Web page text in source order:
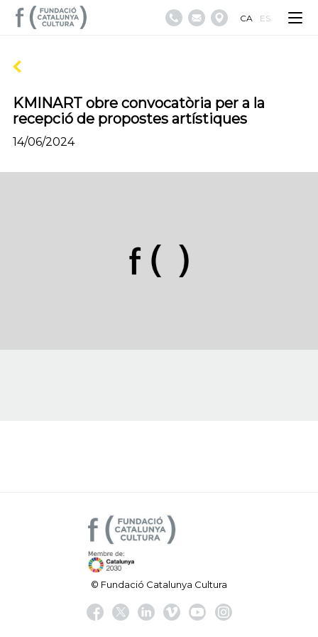
CA ES
KMINART obre convocatòria per a la
recepció de propostes artístiques
14/06/2024
© Fundació Catalunya Cultura